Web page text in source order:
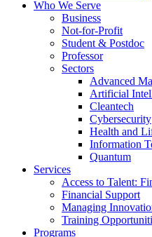
Who We Serve
Business
Not-for-Profit
Student & Postdoc
Professor
Sectors
Advanced
Artificial
Cleantech
Cybersecurity
Health and
Information
Quantum
Services
Access to Talent:
Financial Support
Managing
Training
Programs